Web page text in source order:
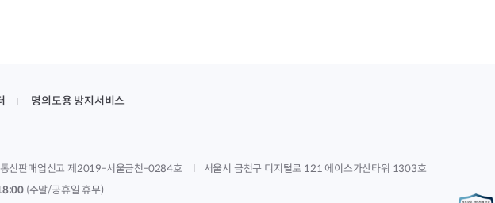
명의도용 방지서비스
통신판매업신고 제2019-서울금천-0284호
서울시 금천구 디지털로 121 에이스가산타워 1303호
(주말/공휴일 휴무)